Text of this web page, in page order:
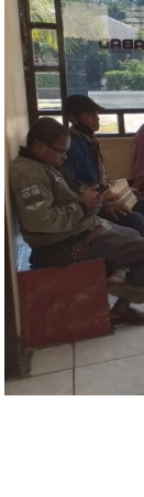
Selamat Atas
Pelantikan
Gubernur
dan Wakil